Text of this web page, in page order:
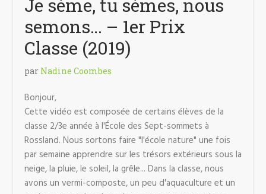
Je sème, tu sèmes, nous
semons… – 1er Prix
Classe (2019)
par Nadine Coombes
Bonjour,
Cette vidéo est composée de certains élèves de la
classe 2/3e année à l'École des Sept-sommets à
Rossland. Nous sortons faire "l'école nature" une fois
par semaine apprendre sur les trésors extérieurs sous la
neige, la pluie, le soleil, la grêle... Dans la classe, nous
avons un vermi-composte, un peu d'aquaculture et un